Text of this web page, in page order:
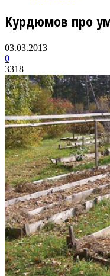
Курдюмов про
03.03.2013
0
3318